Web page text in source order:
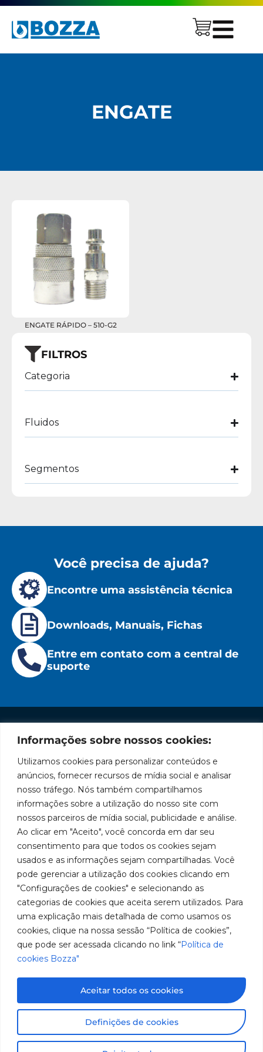
Informações sobre nossos cookies:
Utilizamos cookies para personalizar conteúdos e
anúncios, fornecer recursos de mídia social e analisar
nosso tráfego. Nós também compartilhamos
informações sobre a utilização do nosso site com
nossos parceiros de mídia social, publicidade e análise.
Ao clicar em "Aceito", você concorda em dar seu
consentimento para que todos os cookies sejam
usados e as informações sejam compartilhadas. Você
pode gerenciar a utilização dos cookies clicando em
"Configurações de cookies" e selecionando as
categorias de cookies que aceita serem utilizados. Para
uma explicação mais detalhada de como usamos os
cookies, clique na nossa sessão “Política de cookies”,
que pode ser acessada clicando no link “Política de
cookies Bozza"
Definições de cookies
Aceitar todos os cookies
ENGATE
FILTROS
Categoria
Fluidos
Segmentos
ENGATE RÁPIDO – 510-G2
Você precisa de ajuda?
Encontre uma assistência técnica
Downloads, Manuais, Fichas
Entre em contato com a central de
suporte
Marca
líder
em
fabricação
de
equipamentos
para
lubrificação
e
abastecimento
da
América
Políticas
Privacidade
Políticas
de
Cookies
Institucional
A Bozza
Produtos
Soluções
Assistências
Técnicas
Seja um
representante
Trabalhe
Conosco
Localização
Rua
Tiradentes,
931 – Anexo
Franchini,
50/96
Bairro: Santa
Terezinha
São Bernardo
do Campo –
SP
Fale
Conosco
SAC: 0800
019 5050
Redes
Facebook
LinkedIn
Instagram
Imagens meramente ilustrativas. Informações sujeitas a
alterações sem aviso prévio. Todos os direitos são